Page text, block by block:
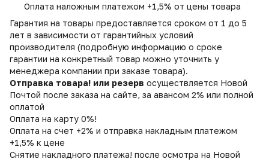
Оплата наложным платежом +1,5% от цены товара
Гарантия на товары предоставляется сроком от 1 до 5
лет в зависимости от гарантийных условий
производителя (подробную информацию о сроке
гарантии на конкретный товар можно уточнить у
менеджера компании при заказе товара).
Отправка товара! или резерв осуществляется Новой
Почтой после заказа на сайте, за авансом 2% или полной
оплатой
Оплата на карту 0%!
Оплата на счет +2% и отправка накладным платежом
+1,5% к цене
Снятие накладного платежа! после осмотра на Новой